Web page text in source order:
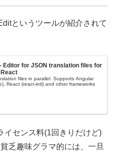
というツールが紹介されて
Editor for JSON translation files for
files in parallel. Supports Angular
React (react-intl) and other frameworks
イセンス料(1回きりだけど)
乏趣味グラマ的には、一旦